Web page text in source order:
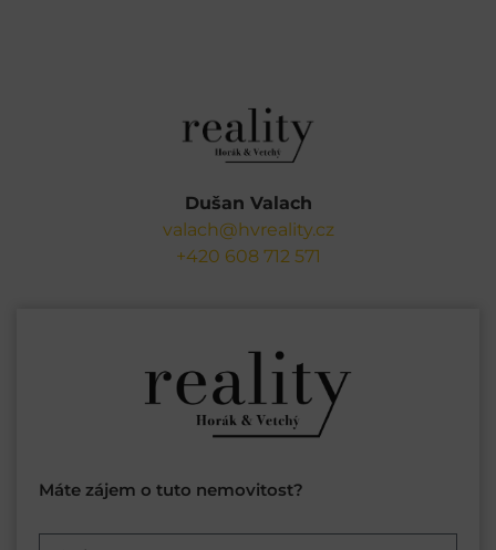
Máte zájem o tuto nemovitost?
Dušan Valach
valach@hvreality.cz
+420 608 712 571